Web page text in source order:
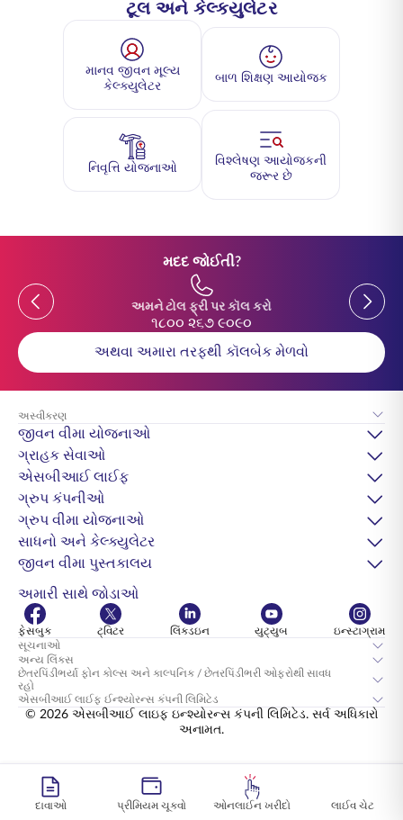
ટૂલ અને કેલ્ક્યુલેટર
માનવ જીવન મૂલ્ય
કેલ્ક્યુલેટર
બાળ શિક્ષણ આયોજક
નિવૃત્તિ યોજનાઓ
વિશ્લેષણ આયોજકની
જરૂર છે
મદદ જોઈતી?
Previous
અમને ટોલ ફ્રી પર કૉલ કરો
૧૮૦૦ ૨૬૭ ૯૦૯૦
Previous
અથવા અમારા તરફથી કૉલબેક મેળવો
અસ્વીકરણ
જીવન વીમા યોજનાઓ
ગ્રાહક સેવાઓ
એસબીઆઈ લાઈફ
ગ્રુપ કંપનીઓ
ગ્રુપ વીમા યોજનાઓ
સાધનો અને કેલ્ક્યુલેટર
જીવન વીમા પુસ્તકાલય
અમારી સાથે જોડાઓ
ફેસબુક ટ્વિટર લિંક્ડઇન યુટ્યુબ
ઇન્સ્ટાગ્રામ
સૂચનાઓ
અન્ય લિંક્સ
છેતરપિંડીભર્યા ફોન કોલ્સ અને કાલ્પનિક / છેતરપિંડીભરી ઓફરોથી સાવધ
રહો
એસબીઆઈ લાઈફ ઈન્શ્યોરન્સ કંપની લિમિટેડ
© 2026 એસબીઆઈ લાઇફ ઇન્શ્યોરન્સ કંપની લિમિટેડ. સર્વ અધિકારો
અનામત.
દાવાઓ પ્રીમિયમ ચૂકવો ઓનલાઈન ખરીદો લાઈવ ચેટ